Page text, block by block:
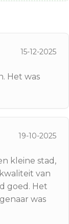
15-12-2025
Het was
19-10-2025
kleine stad,
van
goed. Het
was